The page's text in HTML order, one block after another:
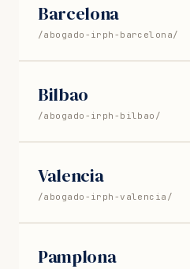
Barcelona
/abogado-irph-barcelona/
Bilbao
/abogado-irph-bilbao/
Valencia
/abogado-irph-valencia/
Pamplona